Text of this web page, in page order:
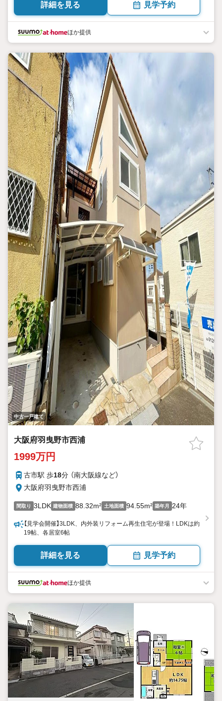
詳細を見る 見学予約
ほか提供
中古一戸建て
大阪府羽曳野市西浦
1999万円
古市駅 歩18分 （南大阪線など）
大阪府羽曳野市西浦
間取り 3LDK 建物面積 88.32m² 土地面積 94.55m² 築年月 24年
【見学会開催】3LDK、内外装リフォーム再生住宅が登場！LDKは約
19帖、各居室6帖
詳細を見る 見学予約
ほか提供